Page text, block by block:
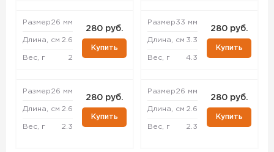
Размер26 мм
Длина, см 2.6
Вес, г 2
280 руб.
Купить
Размер26 мм
Длина, см 2.6
Вес, г 2.3
280 руб.
Купить
Размер33 мм
Длина, см 3.3
Вес, г 4.3
280 руб.
Купить
Размер26 мм
Длина, см 2.6
Вес, г 2.3
280 руб.
Купить